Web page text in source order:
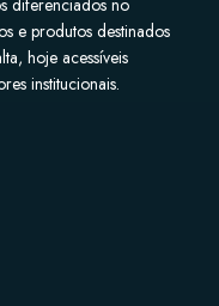
diferenciados no
e produtos destinados
hoje acessíveis
institucionais.